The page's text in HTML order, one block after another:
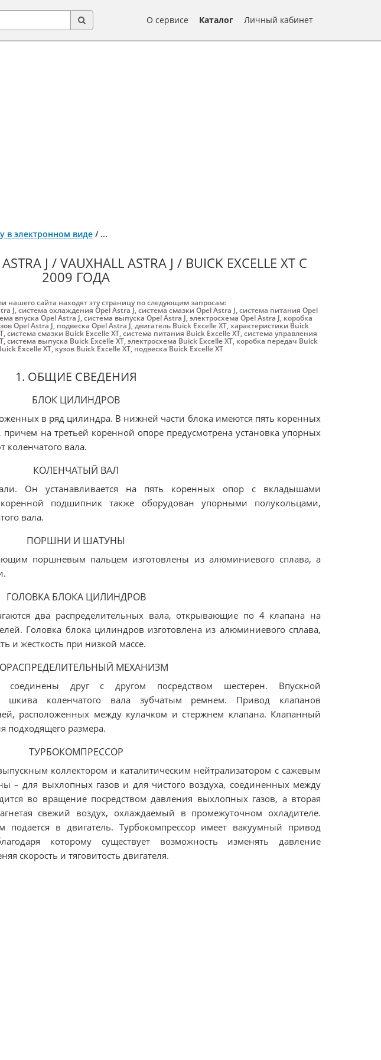
О сервисе Каталог Личный кабинет
в электронном виде / ...
J / VAUXHALL ASTRA J / BUICK EXCELLE XT С
2009 ГОДА
нашего сайта находят эту страницу по следующим запросам:
J,система охлаждения Opel Astra J,система смазки Opel Astra J,система питания Opel
впуска Opel Astra J,система выпуска Opel Astra J,электросхема Opel Astra J, коробка
Opel Astra J, подвеска Opel Astra J,двигатель Buick Excelle XT,характеристики Buick
,система смазки Buick Excelle XT,система питания Buick Excelle XT,система управления
,система выпуска Buick Excelle XT,электросхема Buick Excelle XT, коробка передач Buick
Excelle XT,кузов Buick Excelle XT, подвеска Buick Excelle XT
1. ОБЩИЕ СВЕДЕНИЯ
БЛОК ЦИЛИНДРОВ
в ряд цилиндра. В нижней части блока имеются пять коренных
причем на третьей коренной опоре предусмотрена установка упорных
коленчатого вала.
КОЛЕНЧАТЫЙ ВАЛ
Он устанавливается на пять коренных опор с вкладышами
подшипник также оборудован упорными полукольцами,
вала.
ПОРШНИ И ШАТУНЫ
поршневым пальцем изготовлены из алюминиевого сплава, а
ГОЛОВКА БЛОКА ЦИЛИНДРОВ
два распределительных вала, открывающие по 4 клапана на
Головка блока цилиндров изготовлена из алюминиевого сплава,
и жесткость при низкой массе.
МЕХАНИЗМ
друг с другом посредством шестерен. Впускной
шкива коленчатого вала зубчатым ремнем. Привод клапанов
расположенных между кулачком и стержнем клапана. Клапанный
подходящего размера.
ТУРБОКОМПРЕССОР
коллектором и каталитическим нейтрализатором с сажевым
– для выхлопных газов и для чистого воздуха, соединенных между
во вращение посредством давления выхлопных газов, а вторая
свежий воздух, охлаждаемый в промежуточном охладителе.
в двигатель. Турбокомпрессор имеет вакуумный привод
которому существует возможность изменять давление
скорость и тяговитость двигателя.